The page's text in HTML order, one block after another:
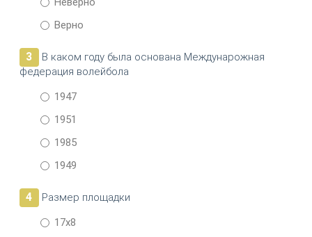
Верно
3
В каком году была основана Междунарожная
федерация волейбола
1947
1951
1985
1949
4
Размер площадки
17х8